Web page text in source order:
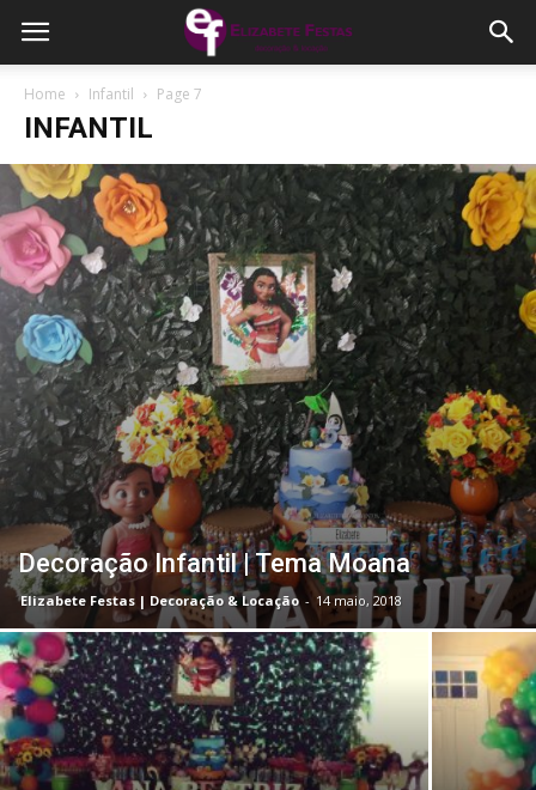
Home Infantil Page 7
INFANTIL
Decoração Infantil | Tema Moana
Elizabete Festas | Decoração & Locação - 14 maio, 2018